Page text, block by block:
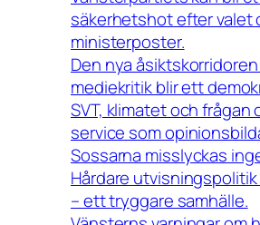
säkerhetshot efter valet
ministerposter.
Den nya
mediekritik blir ett
SVT, klimatet och frågan
service som
Sossarna misslyckas
Hårdare
– ett tryggare samhälle.